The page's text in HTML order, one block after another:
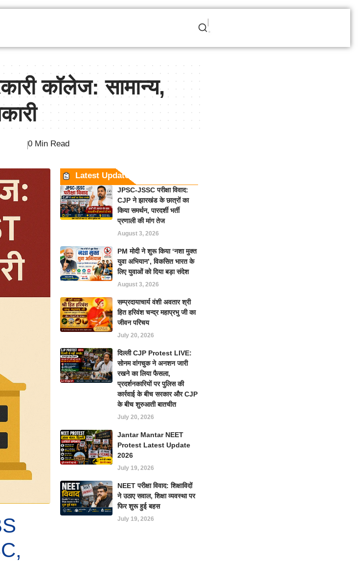
कॉलेज: सामान्य,
0 Min Read
Latest Updates
JPSC-JSSC परीक्षा विवाद:
CJP ने झारखंड के छात्रों का
किया समर्थन, पारदर्शी भर्ती
प्रणाली की मांग तेज
August 3, 2026
PM मोदी ने शुरू किया ‘नशा मुक्त
युवा अभियान’, विकसित भारत के
लिए युवाओं को दिया बड़ा संदेश
August 3, 2026
सम्प्रदायाचार्य वंशी अवतार श्री
हित हरिवंश चन्द्र महाप्रभु जी का
जीवन परिचय
July 20, 2026
दिल्ली CJP Protest LIVE:
सोनम वांगचुक ने अनशन जारी
रखने का लिया फैसला,
प्रदर्शनकारियों पर पुलिस की
कार्रवाई के बीच सरकार और CJP
के बीच शुरुआती बातचीत
July 20, 2026
Jantar Mantar NEET
Protest Latest Update
2026
July 19, 2026
NEET परीक्षा विवाद: शिक्षाविदों
ने उठाए सवाल, शिक्षा व्यवस्था पर
फिर शुरू हुई बहस
July 19, 2026